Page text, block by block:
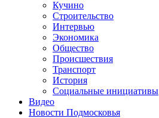
Кучино
Строительство
Интервью
Экономика
Общество
Происшествия
Транспорт
История
Социальные инициативы
Видео
Новости Подмосковья